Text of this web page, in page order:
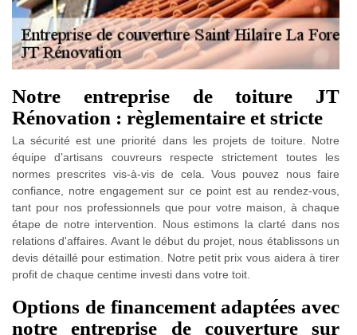
Notre entreprise de toiture JT
Rénovation : règlementaire et stricte
La sécurité est une priorité dans les projets de toiture. Notre
équipe d’artisans couvreurs respecte strictement toutes les
normes prescrites vis-à-vis de cela. Vous pouvez nous faire
confiance, notre engagement sur ce point est au rendez-vous,
tant pour nos professionnels que pour votre maison, à chaque
étape de notre intervention. Nous estimons la clarté dans nos
relations d'affaires. Avant le début du projet, nous établissons un
devis détaillé pour estimation. Notre petit prix vous aidera à tirer
profit de chaque centime investi dans votre toit.
Options de financement adaptées avec
notre entreprise de couverture sur